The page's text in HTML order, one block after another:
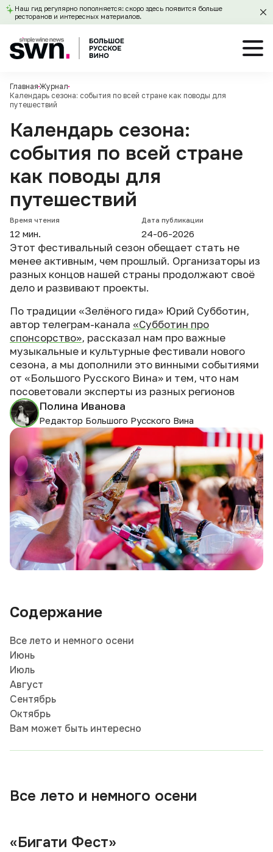
Наш гид регулярно пополняется: скоро здесь появится больше
ресторанов и интересных материалов.
Главная Журнал
Календарь сезона: события по всей стране как поводы для
путешествий
Календарь сезона:
события по всей стране
как поводы для
путешествий
Время чтения
12 мин.
Дата публикации
24-06-2026
Этот фестивальный сезон обещает стать не
менее активным, чем прошлый. Организаторы из
разных концов нашей страны продолжают своё
дело и развивают проекты.
По традиции «Зелёного гида» Юрий Субботин,
автор телеграм-канала «Субботин про
спонсорство», рассказал нам про важные
музыкальные и культурные фестивали нового
сезона, а мы дополнили это винными событиями
от «Большого Русского Вина» и тем, что нам
посоветовали эксперты из разных регионов
Полина Иванова
Редактор Большого Русского Вина
Содержание
Все лето и немного осени
Июнь
Июль
Август
Сентябрь
Октябрь
Вам может быть интересно
Все лето и немного осени
«Бигати Фест»